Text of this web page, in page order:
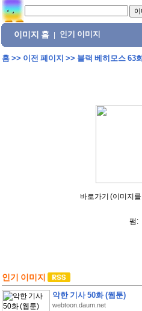
이미지 홈 인기 이미지
홈>> 이전 페이지 >> 블랙 베히모스 63
바로가기 (이미지
펌:
인기 이미지
악한 기사 50화 (웹툰)
webtoon.daum.net